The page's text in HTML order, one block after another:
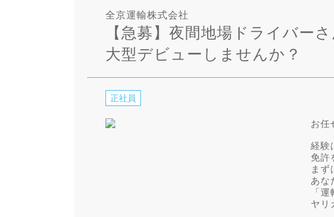
全京運輸株式会社
【急募】夜間地場ドライバー
大型デビューしませんか？
正社員
お任
経験
免許
まず
あな
「
ヤリ